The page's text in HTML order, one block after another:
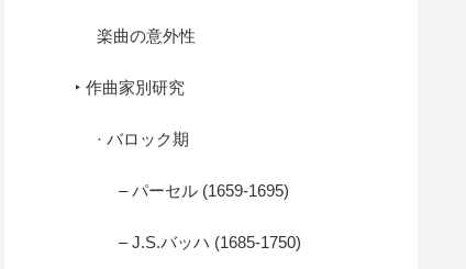
楽曲の意外性
‣ 作曲家別研究
· バロック期
– パーセル (1659-1695)
– J.S.バッハ (1685-1750)